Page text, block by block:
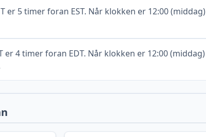
er 5 timer foran EST. Når klokken er 12:00 (middag)
er 4 timer foran EDT. Når klokken er 12:00 (middag)